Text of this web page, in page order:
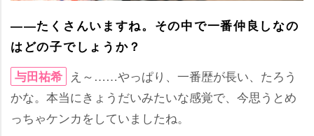
――たくさんいますね。その中で一番仲良しなの
はどの子でしょうか？
与田祐希 え～……やっぱり、一番歴が長い、たろう
かな。本当にきょうだいみたいな感覚で、今思うとめ
っちゃケンカをしていましたね。